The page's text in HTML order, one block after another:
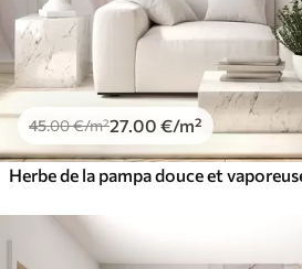
45.00€/m²27 .00 €/m²